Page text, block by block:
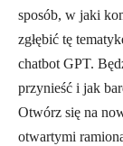
sposób, w jaki
zgłębić tę
chatbot GPT.
przynieść i jak
Otwórz się na
otwartymi